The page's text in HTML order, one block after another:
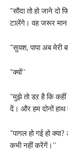
“सौदा तो हो जाने दो
टालेंगे। वह जरूर मान
“सुयश, पापा अब मेरी
“क्यों’’
“मुझे तो डऱ है कि
दें। और हम दोनों हाथ
“पागल हो गई हो
कभी नहीं करेंगें।‘’